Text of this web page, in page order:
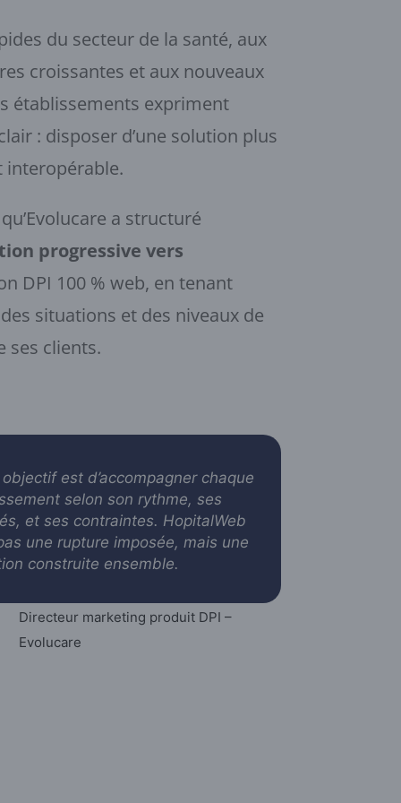
du secteur de la santé, aux
croissantes et aux nouveaux
établissements expriment
: disposer d’une solution plus
interopérable.
a structuré
progressive vers
DPI 100 % web, en tenant
situations et des niveaux de
ses clients.
est d’accompagner chaque
selon son rythme, ses
et ses contraintes. HopitalWeb
une rupture imposée, mais une
construite ensemble.
Directeur marketing produit DPI –
Evolucare